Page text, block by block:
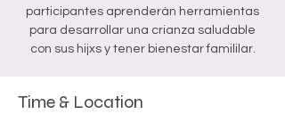
participantes aprenderán herramientas
para desarrollar una crianza saludable
con sus hijxs y tener bienestar famililar.
Time & Location